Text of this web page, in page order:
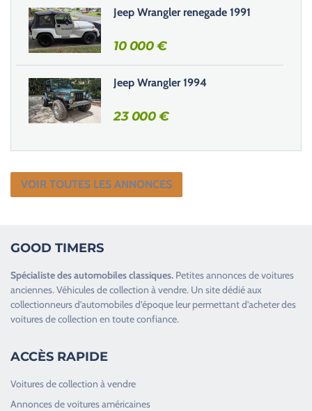
e
.
Jeep Wrangler renegade 1991
10 000€
Jeep Wrangler 1994
23 000€
VOIR TOUTES LES ANNONCES
GOOD TIMERS
Spécialiste desautomobiles classiques. Petites annonces devoitures
anciennes.Véhicules de collection à vendre. Un site dédié aux
collectionneurs d’automobiles d’époque leur permettant d’acheter des
voitures de collection en toute confiance.
ACCÈS RAPIDE
Voitures de collection à vendre
Annonces de voitures américaines